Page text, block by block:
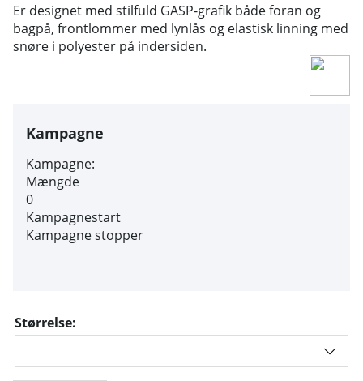
Er designet med stilfuld GASP-grafik både foran og
bagpå, frontlommer med lynlås og elastisk linning med
snøre i polyester på indersiden.
Kampagne
Kampagne:
Mængde
0
Kampagnestart
Kampagne stopper
Størrelse: